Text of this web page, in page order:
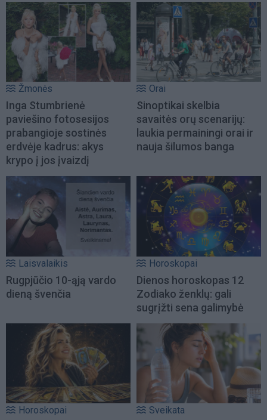
Žmonės
Inga Stumbrienė
paviešino fotosesijos
prabangioje sostinės
erdvėje kadrus: akys
krypo į jos įvaizdį
Orai
Sinoptikai skelbia
savaitės orų scenarijų:
laukia permainingi orai ir
nauja šilumos banga
Laisvalaikis
Rugpjūčio 10-ąją vardo
dieną švenčia
Horoskopai
Dienos horoskopas 12
Zodiako ženklų: gali
sugrįžti sena galimybė
Horoskopai Sveikata